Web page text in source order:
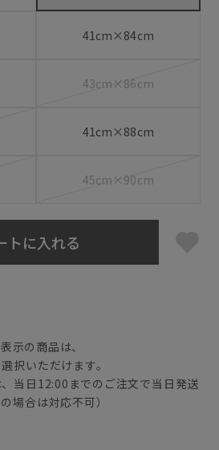
41cm×84cm
43cm×86cm
41cm×88cm
45cm×90cm
トに入れる
示の商品は、
択いただけます。
当日12:00までのご注文で当日発送
場合は対応不可）